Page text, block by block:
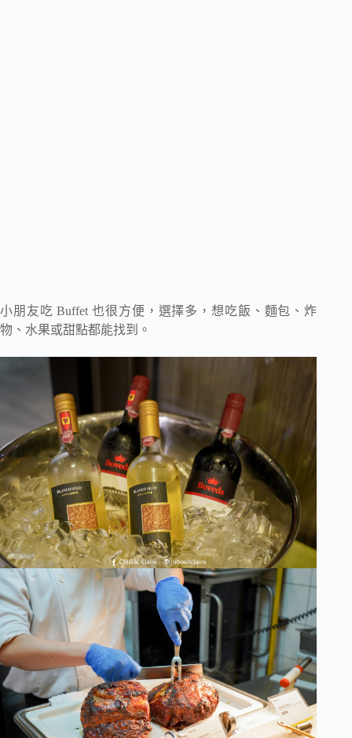
小朋友吃 Buffet 也很方便，選擇多，想吃飯、麵包、炸
物、水果或甜點都能找到。